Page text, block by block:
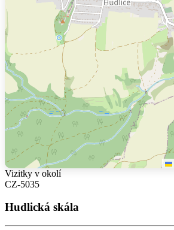
Vizitky v okolí
CZ-5035
Hudlická skála